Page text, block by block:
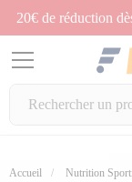
20€ de réduction
Accueil Nutrition